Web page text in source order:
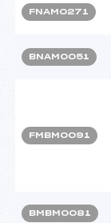
FNAM0271
BNAM0051
FMBM0091
BMBM0081